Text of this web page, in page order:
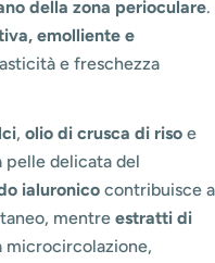
della zona perioculare.
emolliente e
e freschezza
, olio di crusca di riso e
pelle delicata del
ialuronico contribuisce a
mentre estratti di
microcircolazione,